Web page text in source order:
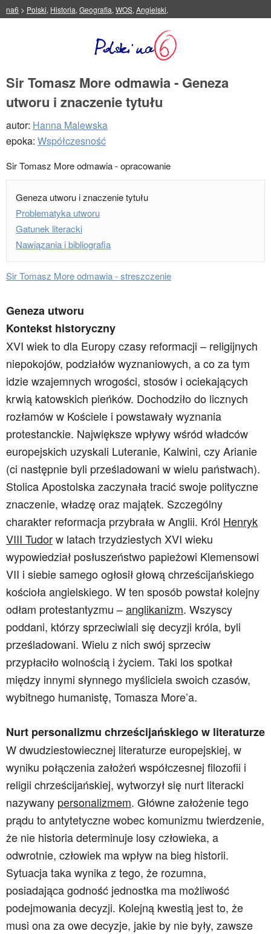
na6 > Polski, Historia, Geografia, WOS, Angielski,
Sir Tomasz More odmawia - Geneza
utworu i znaczenie tytułu
autor: Hanna Malewska
epoka: Współczesność
Sir Tomasz More odmawia - opracowanie
Geneza utworu i znaczenie tytułu
Problematyka utworu
Gatunek literacki
Nawiązania i bibliografia
Sir Tomasz More odmawia - streszczenie
Geneza utworu
Kontekst historyczny
XVI wiek to dla Europy czasy reformacji – religijnych
niepokojów, podziałów wyznaniowych, a co za tym
idzie wzajemnych wrogości, stosów i ociekających
krwią katowskich pieńków. Dochodziło do licznych
rozłamów w Kościele i powstawały wyznania
protestanckie. Największe wpływy wśród władców
europejskich uzyskali Luteranie, Kalwini, czy Arianie
(ci następnie byli prześladowani w wielu państwach).
Stolica Apostolska zaczynała tracić swoje polityczne
znaczenie, władzę oraz majątek. Szczególny
charakter reformacja przybrała w Anglii. Król Henryk
VIII Tudorw latach trzydziestych XVI wieku
wypowiedział posłuszeństwo papieżowi Klemensowi
VII i siebie samego ogłosił głową chrześcijańskiego
kościoła angielskiego. W ten sposób powstał kolejny
odłam protestantyzmu –anglikanizm. Wszyscy
poddani, którzy sprzeciwiali się decyzji króla, byli
prześladowani. Wielu z nich swój sprzeciw
przypłaciło wolnością i życiem. Taki los spotkał
między innymi słynnego myśliciela swoich czasów,
wybitnego humanistę, Tomasza More’a.
Nurt personalizmu chrześcijańskiego w literaturze
W dwudziestowiecznej literaturze europejskiej, w
wyniku połączenia założeń współczesnej filozofii i
religii chrześcijańskiej, wytworzył się nurt literacki
nazywany personalizmem. Główne założenie tego
prądu to antytetyczne wobec komunizmu twierdzenie,
że nie historia determinuje losy człowieka, a
odwrotnie, człowiek ma wpływ na bieg historii.
Sytuacja taka wynika z tego, że rozumna,
posiadająca godność jednostka ma możliwość
podejmowania decyzji. Kolejną kwestią jest to, że
musi ona za owe decyzje, jakie by nie były, zawsze